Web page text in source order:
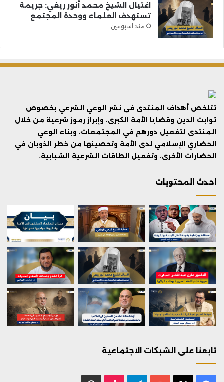
اغتيال الشيخ محمد أنور ريغي: جريمة
تستهدف العلماء ووحدة المجتمع
منذ أسبوعين
تتلخص أهداف المنتدى فى نشر الوعي الشرعي بخصوص
ثوابت الدين وقضايا الأمة الكبرى، وإبراز رموز شرعية من خلال
المنتدى لتفعيل دورهم في المجتمعات، وبناء الوعي
الحضاري الإسلامي لدى الأمة وتحصينها من خطر الذوبان في
الحضارات الأخرى، وتفعيل الطاقات الشرعية الشبابية.
احدث المحتويات
تابعنا على الشبكات الاجتماعية